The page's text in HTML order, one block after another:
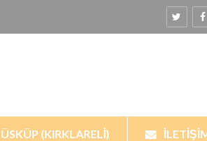
ÜSKÜP (KIRKLARELI)